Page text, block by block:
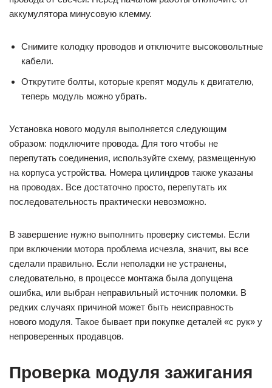
аккумулятора минусовую клемму.
Снимите колодку проводов и отключите высоковольтные
кабели.
Открутите болты, которые крепят модуль к двигателю,
теперь модуль можно убрать.
Установка нового модуля выполняется следующим
образом: подключите провода. Для того чтобы не
перепутать соединения, используйте схему, размещенную
на корпуса устройства. Номера цилиндров также указаны
на проводах. Все достаточно просто, перепутать их
последовательность практически невозможно.
В завершение нужно выполнить проверку системы. Если
при включении мотора проблема исчезла, значит, вы все
сделали правильно. Если неполадки не устранены,
следовательно, в процессе монтажа была допущена
ошибка, или выбран неправильный источник поломки. В
редких случаях причиной может быть неисправность
нового модуля. Такое бывает при покупке деталей «с рук» у
непроверенных продавцов.
Проверка модуля зажигания